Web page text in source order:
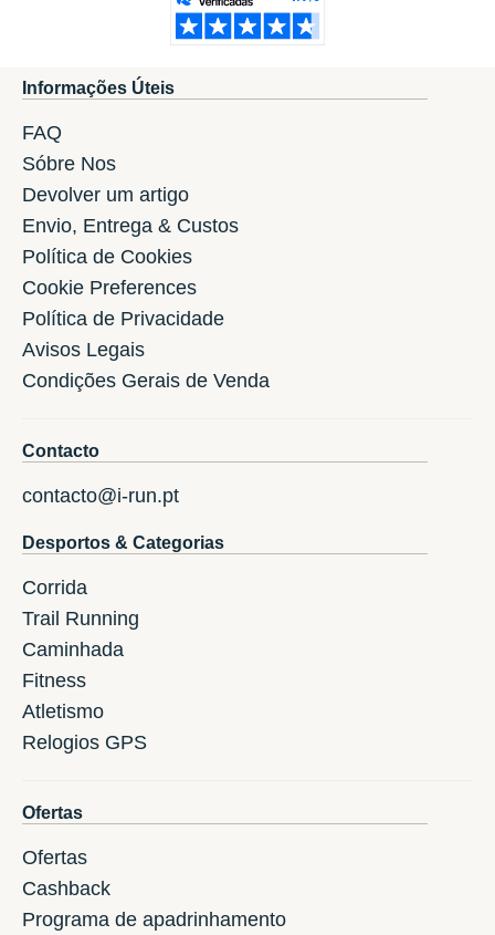
Informações Úteis
FAQ
Sóbre Nos
Devolver um artigo
Envio, Entrega & Custos
Política de Cookies
Cookie Preferences
Política de Privacidade
Avisos Legais
Condições Gerais de Venda
Contacto
contacto@i-run.pt
Desportos & Categorias
Corrida
Trail Running
Caminhada
Fitness
Atletismo
Relogios GPS
Ofertas
Ofertas
Cashback
Programa de apadrinhamento